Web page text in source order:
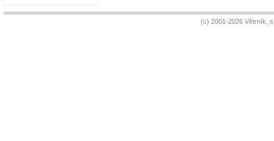
(c) 2001-2026 Větrník,